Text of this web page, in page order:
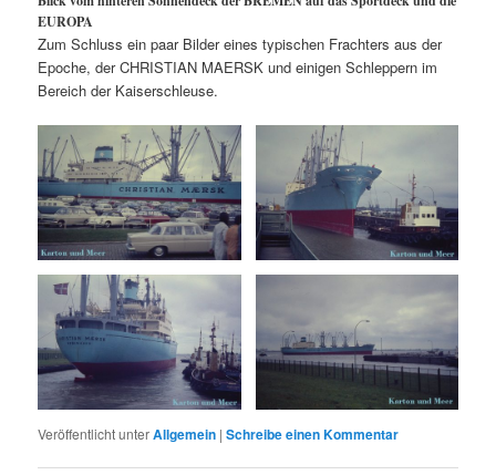
EUROPA
Zum Schluss ein paar Bilder eines typischen Frachters aus der
Epoche, der CHRISTIAN MAERSK und einigen Schleppern im
Bereich der Kaiserschleuse.
Veröffentlicht unterAllgemein |Schreibe einen Kommentar